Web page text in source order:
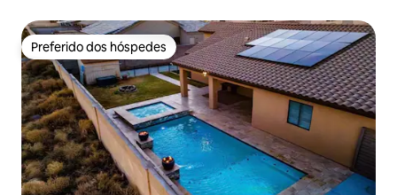
Preferido dos hóspedes
Preferido dos hóspedes